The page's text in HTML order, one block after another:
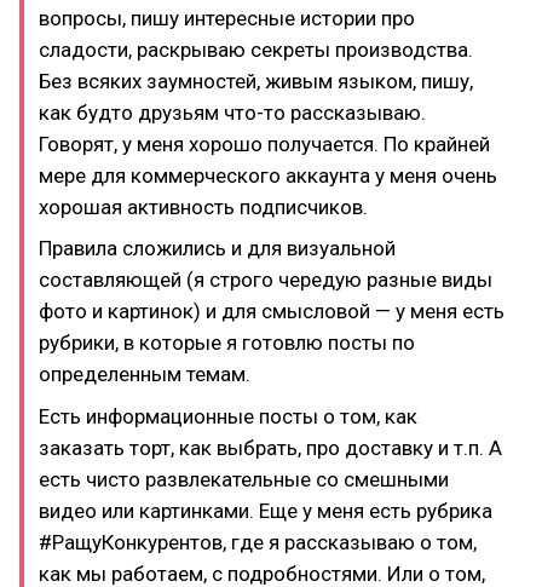
вопросы, пишу интересные истории про
сладости, раскрываю секреты производства.
Без всяких заумностей, живым языком, пишу,
как будто друзьям что-то рассказываю.
Говорят, у меня хорошо получается. По крайней
мере для коммерческого аккаунта у меня очень
хорошая активность подписчиков.
Правила сложились и для визуальной
составляющей (я строго чередую разные виды
фото и картинок) и для смысловой — у меня есть
рубрики, в которые я готовлю посты по
определенным темам.
Есть информационные посты о том, как
заказать торт, как выбрать, про доставку и т.п. А
есть чисто развлекательные со смешными
видео или картинками. Еще у меня есть рубрика
#РащуКонкурентов, где я рассказываю о том,
как мы работаем, с подробностями. Или о том,